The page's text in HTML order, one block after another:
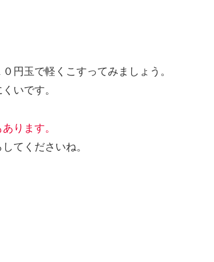
円玉で軽くこすってみましょう。
いです。
ります。
てくださいね。